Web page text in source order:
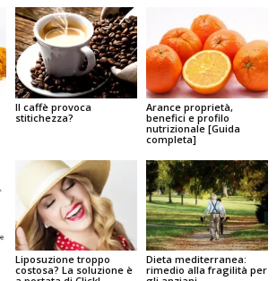
Il caffè provoca
stitichezza?
Arance proprietà,
benefici e profilo
nutrizionale [Guida
completa]
Liposuzione troppo
costosa? La soluzione è
Dieta mediterranea:
rimedio alla fragilità per